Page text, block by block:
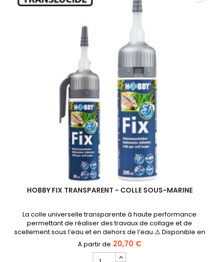
HOBBY FIX TRANSPARENT - COLLE SOUS-MARINE
La colle universelle transparente à haute performance
permettant de réaliser des travaux de collage et de
scellement sous l’eau et en dehors de l’eau.⚠️ Disponible en
80ml et 200ml
20,70 €